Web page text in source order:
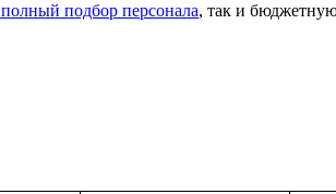
полный подбор персонала, так и